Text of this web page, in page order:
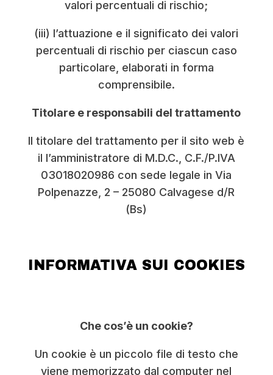
valori percentuali di rischio;
(iii) l’attuazione e il significato dei valori
percentuali di rischio per ciascun caso
particolare, elaborati in forma
comprensibile.
Titolare e responsabili del trattamento
Il titolare del trattamento per il sito web è
il l’amministratore di M.D.C., C.F./P.IVA
03018020986 con sede legale inVia
Polpenazze, 2 – 25080 Calvagese d/R
(Bs)
INFORMATIVA SUI COOKIES
Che cos’è un cookie?
Un cookie è un piccolo file di testo che
viene memorizzato dal computer nel